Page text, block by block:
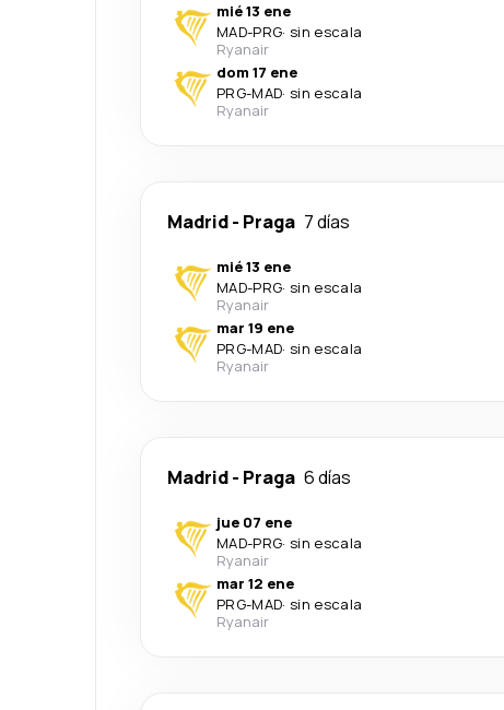
mié 13 ene
MAD-PRG· sin escala
Ryanair
dom 17 ene
PRG-MAD· sin escala
Ryanair
Madrid- Praga 7 días
mié 13 ene
MAD-PRG· sin escala
Ryanair
mar 19 ene
PRG-MAD· sin escala
Ryanair
Madrid- Praga 6 días
jue 07 ene
MAD-PRG· sin escala
Ryanair
mar 12 ene
PRG-MAD· sin escala
Ryanair